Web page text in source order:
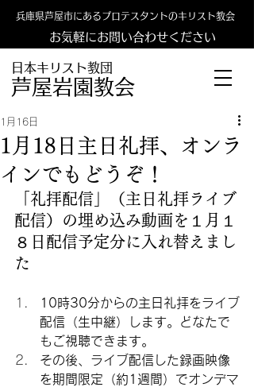
日本キリスト教団
​​芦屋岩園教会
兵庫県芦屋市にあるプロテスタントのキリスト教会
お気軽にお問い合わせください
1月18日主日礼拝、オンラ
インでもどうぞ！
1月16日
「礼拝配信」（主日礼拝ライブ
配信）の埋め込み動画を１月１
８日配信予定分に入れ替えまし
た
10時30分からの主日礼拝をライブ
配信（生中継）します。どなたで
もご視聴できます。
その後、ライブ配信した録画映像
を期間限定（約1週間）でオンデマ